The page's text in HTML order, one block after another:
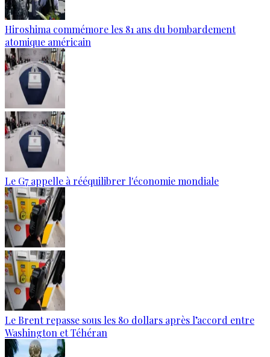
Hiroshima commémore les 81 ans du bombardement
atomique américain
Le G7 appelle à rééquilibrer l'économie mondiale
Le Brent repasse sous les 80 dollars après l’accord entre
Washington et Téhéran